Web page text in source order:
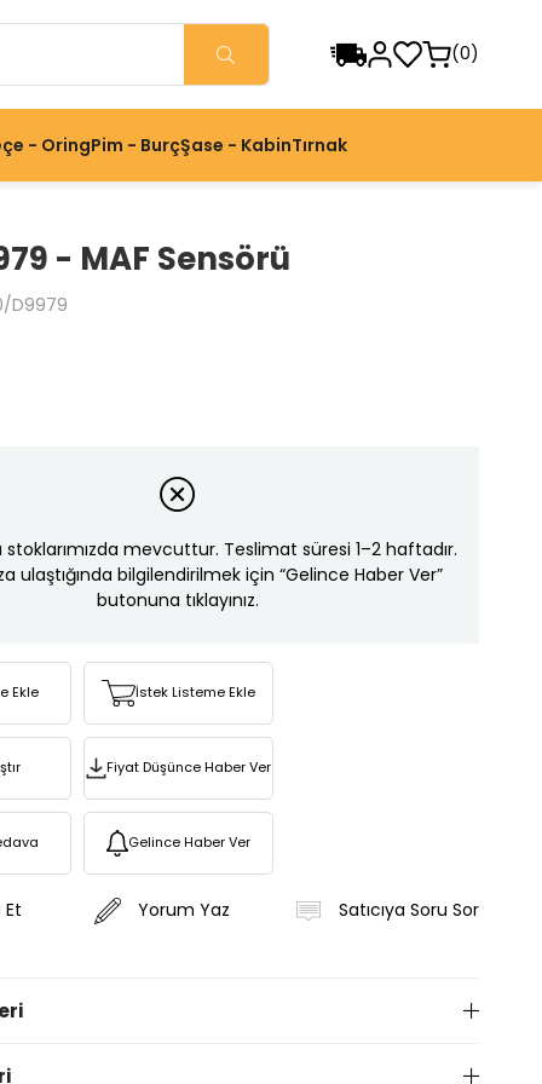
0
- OringPim - BurçŞase - KabinTırnak
- MAF Sensörü
D9979
stoklarımızda mevcuttur. Teslimat süresi 1–2 haftadır.
ulaştığında bilgilendirilmek için “Gelince Haber Ver”
butonuna tıklayınız.
Ekle İstek Listeme Ekle
Fiyat Düşünce Haber Ver
Gelince Haber Ver
Yorum Yaz Satıcıya Soru Sor